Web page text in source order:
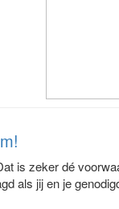
is zeker dé
als jij en je